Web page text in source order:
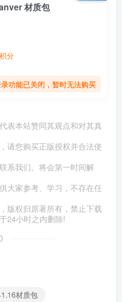
材质包
积分
功能已关闭，暂时无法购买
表本站赞同其观点和对其真
请您购买正版授权并合法使
系我们。将会第一时间解
大家参考、学习，不存在任
版权归原著所有，禁止下载
24小时之内删除!
材质包